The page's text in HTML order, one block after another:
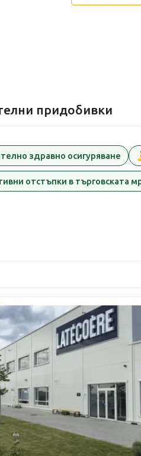
придобивки
здравно осигуряване
отстъпки в търговската